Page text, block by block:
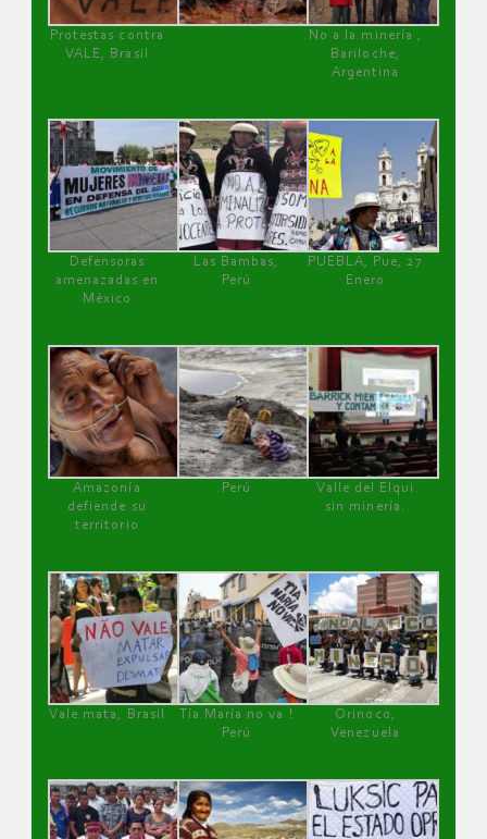
Protestas contra
VALE, Brasil
No a la minería ,
Bariloche,
Argentina
Defensoras
amenazadas en
México
Las Bambas,
Perú
PUEBLA, Pue, 27
Enero
Amazonía
defiende su
territorio
Perú
Valle del Elqui
sin minería.
Vale mata, Brasil
Tía María no va !
Perú
Orinoco,
Venezuela